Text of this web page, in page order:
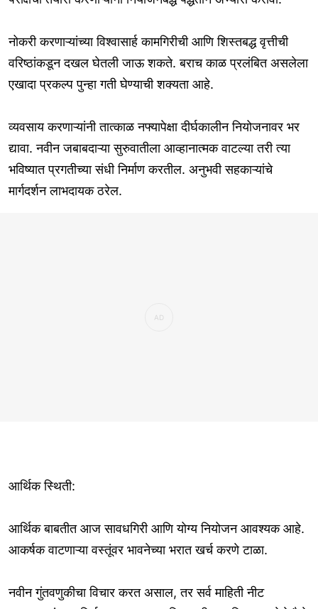
नोकरी करणाऱ्यांच्या विश्वासार्ह कामगिरीची आणि शिस्तबद्ध वृत्तीची
वरिष्ठांकडून दखल घेतली जाऊ शकते. बराच काळ प्रलंबित असलेला
एखादा प्रकल्प पुन्हा गती घेण्याची शक्यता आहे.
व्यवसाय करणाऱ्यांनी तात्काळ नफ्यापेक्षा दीर्घकालीन नियोजनावर भर
द्यावा. नवीन जबाबदाऱ्या सुरुवातीला आव्हानात्मक वाटल्या तरी त्या
भविष्यात प्रगतीच्या संधी निर्माण करतील. अनुभवी सहकाऱ्यांचे
मार्गदर्शन लाभदायक ठरेल.
आर्थिक स्थिती:
आर्थिक बाबतीत आज सावधगिरी आणि योग्य नियोजन आवश्यक आहे.
आकर्षक वाटणाऱ्या वस्तूंवर भावनेच्या भरात खर्च करणे टाळा.
नवीन गुंतवणुकीचा विचार करत असाल, तर सर्व माहिती नीट